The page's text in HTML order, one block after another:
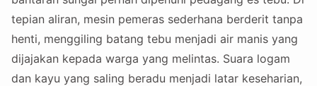
tepian aliran, mesin pemeras sederhana berderit tanpa
henti, menggiling batang tebu menjadi air manis yang
dijajakan kepada warga yang melintas. Suara logam
dan kayu yang saling beradu menjadi latar keseharian,